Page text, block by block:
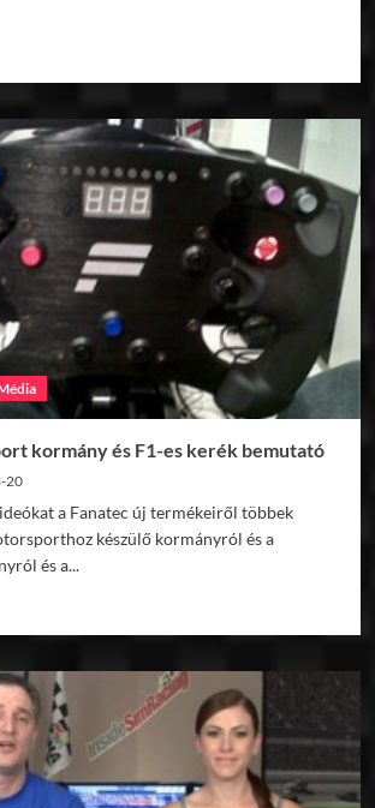
kormány és F1-es kerék bemutató
20
a Fanatec új termékeiről többek
készülő kormányról és a
és a...